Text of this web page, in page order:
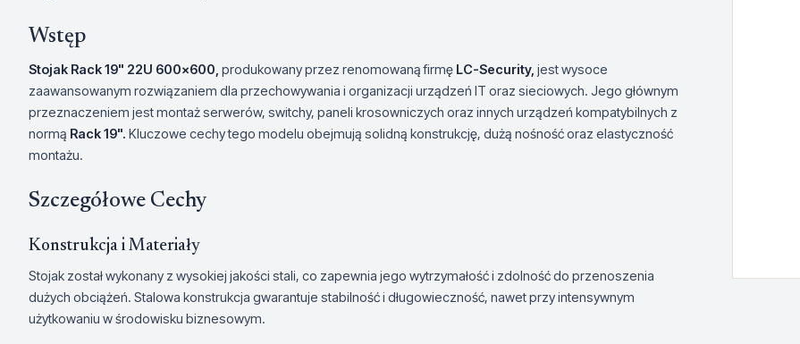
Wstęp
Stojak Rack 19" 22U 600x600, produkowany przez renomowaną firmę LC-Security, jest wysoce
zaawansowanym rozwiązaniem dla przechowywania i organizacji urządzeń IT oraz sieciowych. Jego głównym
przeznaczeniem jest montaż serwerów, switchy, paneli krosowniczych oraz innych urządzeń kompatybilnych z
normą Rack 19". Kluczowe cechy tego modelu obejmują solidną konstrukcję, dużą nośność oraz elastyczność
montażu.
Szczegółowe Cechy
Konstrukcja i Materiały
Stojak został wykonany z wysokiej jakości stali, co zapewnia jego wytrzymałość i zdolność do przenoszenia
dużych obciążeń. Stalowa konstrukcja gwarantuje stabilność i długowieczność, nawet przy intensywnym
użytkowaniu w środowisku biznesowym.